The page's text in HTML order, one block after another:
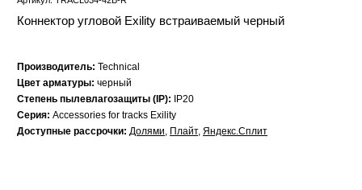
Коннектор угловой Exility встраиваемый черный
Производитель: Technical
Цвет арматуры: черный
Степень пылевлагозащиты (IP):
IP20
Серия: Accessories for tracks Exility
Доступные рассрочки: Долями, Плайт, Яндекс.Сплит